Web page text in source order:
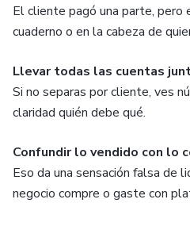
El cliente pagó una parte,
cuaderno o en la cabeza de
Llevar todas las cuentas
Si no separas por cliente, ves
claridad quién debe qué.
Confundir lo vendido con lo
Eso da una sensación falsa de
negocio compre o gaste con